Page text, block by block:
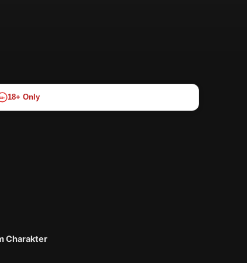
18+ 18+ Only
Charakter